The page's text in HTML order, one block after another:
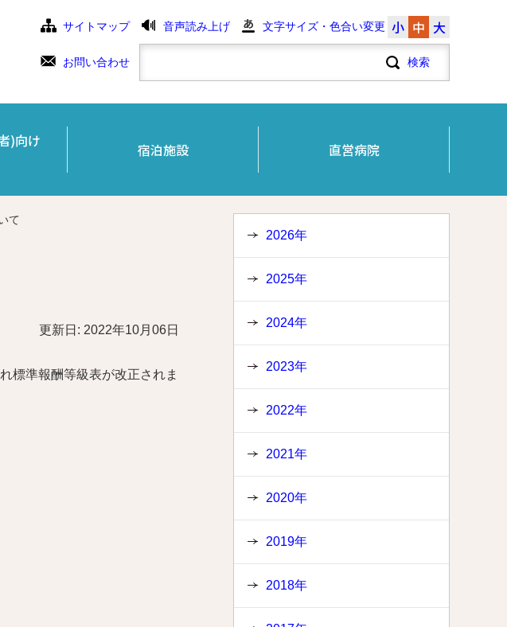
サイトマップ 音声読み上げ 文字サイズ・色合い変更 小 中 大
お問い合わせ
)向け
宿泊施設 直営病院
て
更新日: 2022年10月06日
標準報酬等級表が改正されま
2026年
2025年
2024年
2023年
2022年
2021年
2020年
2019年
2018年